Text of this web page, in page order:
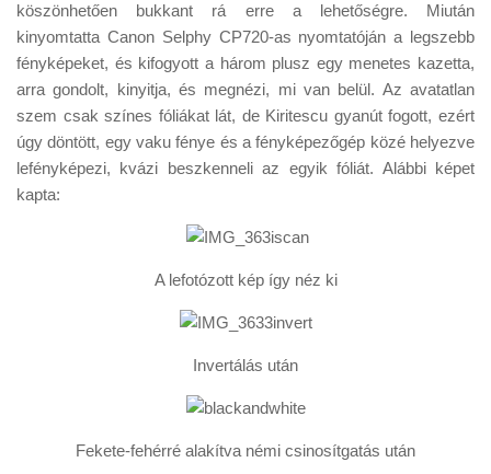
köszönhetően bukkant rá erre a lehetőségre. Miután
kinyomtatta Canon Selphy CP720-as nyomtatóján a legszebb
fényképeket, és kifogyott a három plusz egy menetes kazetta,
arra gondolt, kinyitja, és megnézi, mi van belül. Az avatatlan
szem csak színes fóliákat lát, de Kiritescu gyanút fogott, ezért
úgy döntött, egy vaku fénye és a fényképezőgép közé helyezve
lefényképezi, kvázi beszkenneli az egyik fóliát. Alábbi képet
kapta:
A lefotózott kép így néz ki
Invertálás után
Fekete-fehérré alakítva némi csinosítgatás után